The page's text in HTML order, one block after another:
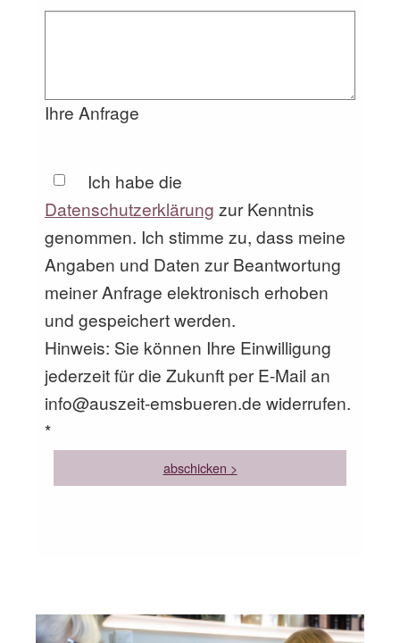
Ihre Anfrage
Ich habe die
Datenschutzerklärung zur Kenntnis
genommen. Ich stimme zu, dass meine
Angaben und Daten zur Beantwortung
meiner Anfrage elektronisch erhoben
und gespeichert werden.
Hinweis: Sie können Ihre Einwilligung
jederzeit für die Zukunft per E-Mail an
info@auszeit-emsbueren.de widerrufen.
*